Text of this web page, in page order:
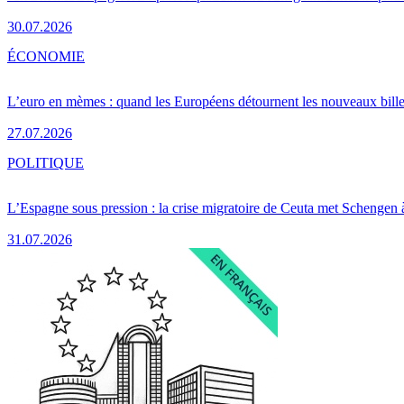
30.07.2026
L’euro en mèmes : quand les Européens détournent les nouveaux
27.07.2026
ÉCONOMIE
L’Espagne sous pression : la crise migratoire de Ceuta met Schengen
31.07.2026
POLITIQUE